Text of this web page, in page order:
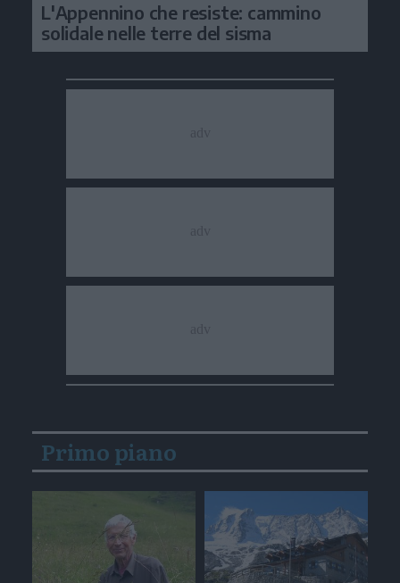
L'Appennino che resiste: cammino
solidale nelle terre del sisma
Primo piano